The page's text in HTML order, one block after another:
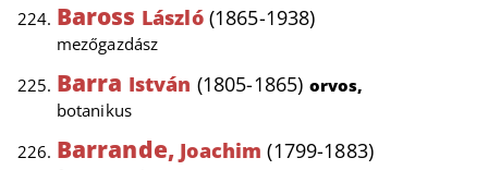
Baross László (1865-1938)
mezőgazdász
Barra István (1805-1865) orvos,
botanikus
Barrande, Joachim(1799-1883)